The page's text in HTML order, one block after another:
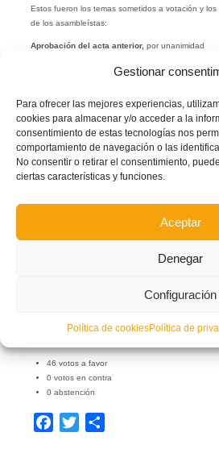
Gestionar
Para ofrecer las mejores experiencias,
cookies para almacenar y/o acceder a la
consentimiento de estas tecnologías nos
comportamiento de navegación o las
No consentir o retirar el consentimiento,
ciertas características y funciones.
Aceptar
Denegar
Configuración
Política de cookiesPolítica de
Estos fueron los temas sometidos a votación y
de los asambleístas:
Aprobación del acta anterior, por unanimidad
Aprobación de la memoria deportiva, por
ejercicio 2023
46 votos a favor
0 votos en contra
0 abstención
Propuesta de reelección de Andreu Auditores
Propuesta de calendario y formación de
Directiva de la FFCV para decidir la formación
así como para fijar su inicio y/o finalización en
46 votos a favor
0 votos en contra
0 abstención
Facebook
Twitter